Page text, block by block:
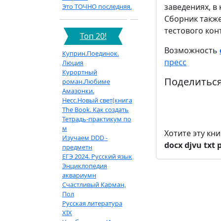
Это ТОЧНО последняя.
Топ 20!
Куприн.Поединок.
Люция
Курортный
роман.Любиме
Амазонки.
Несс.Новый свет(книга
The Book. Как создать
Тетрадь-практикум по
м
Изучаем DDD -
предметн
ЕГЭ 2024. Русский язык
Энциклопедия
аквариумн
Счастливый Карман,
Пол
Русская литература
XIX
заведениях,
Сборник
тестового
Возможность
пресс
Хотите эту
docxdjvu txt